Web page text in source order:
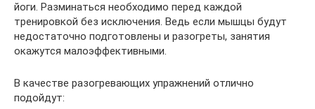
йоги. Разминаться необходимо перед каждой
тренировкой без исключения. Ведь если мышцы будут
недостаточно подготовлены и разогреты, занятия
окажутся малоэффективными.
В качестве разогревающих упражнений отлично
подойдут: